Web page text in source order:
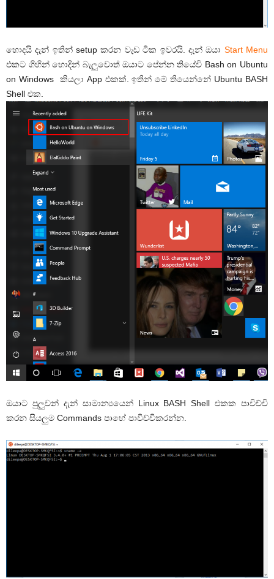
හොදයි දැන් ඉතින් setup කරන වැඩ ටික ඉවරයි. දැන් ඔයා Start Menu
එකට ගිහින් හොදින් බැලුවොත් ඔයාට පේන්න තියේවි Bash on Ubuntu
on Windows කියලා App එකක්. ඉතින් මේ තියෙන්නේ Ubuntu BASH
Shell එක.
ඔයාට පුලුවන් දැන් සාමාන්‍යයෙන් Linux BASH Shell එකක පාවිච්චි
කරන සියලුම Commands පාහේ පාවිච්චිකරන්න.